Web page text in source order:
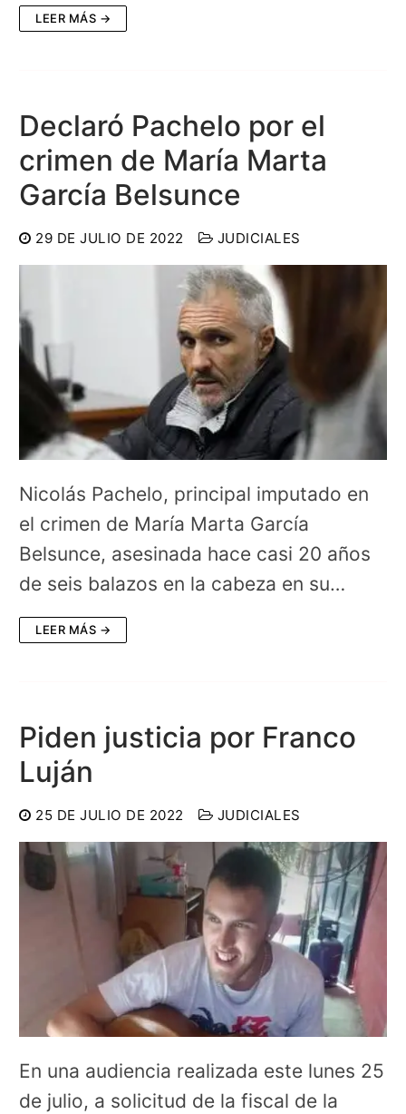
LEER MÁS →
Declaró Pachelo por el
crimen de María Marta
García Belsunce
29 DE JULIO DE 2022 JUDICIALES
Nicolás Pachelo, principal imputado en
el crimen de María Marta García
Belsunce, asesinada hace casi 20 años
de seis balazos en la cabeza en su…
LEER MÁS →
Piden justicia por Franco
Luján
25 DE JULIO DE 2022 JUDICIALES
En una audiencia realizada este lunes 25
de julio, a solicitud de la fiscal de la